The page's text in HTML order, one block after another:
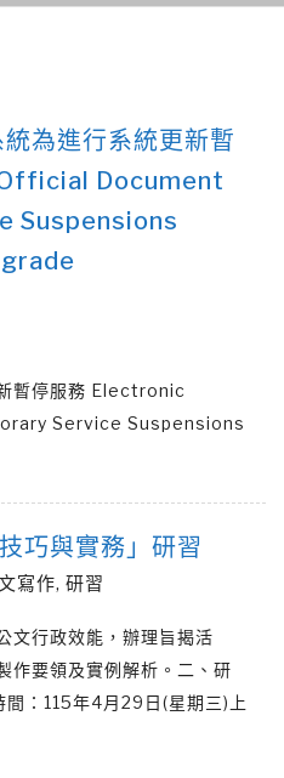
統為進行系統更新暫
Document
Suspensions
暫停服務 Electronic
Service Suspensions
巧與實務」研習
寫作, 研習
文行政效能，辦理旨揭活
作要領及實例解析。二、研
：115年4月29日(星期三)上